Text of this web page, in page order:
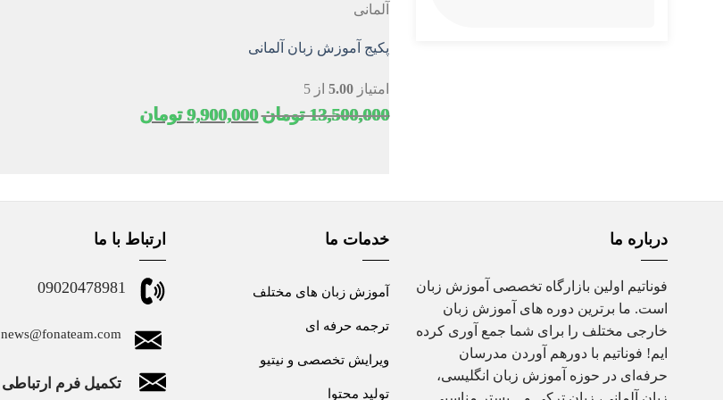
آلمانی
پکیج آموزش زبان آلمانی
امتیاز5.00 از 5
13,500,000 تومانقیمت
9,900,000 تومان
درباره ما
فوناتیم اولین بازارگاه تخصصی آموزش زبان
است. ما برترین دوره های آموزش زبان
خارجی مختلف را برای شما جمع آوری کرده
ایم! فوناتیم با دورهم آوردن مدرسان
حرفه‌ای در حوزه آموزش زبان انگلیسی،
خدمات ما
آموزش زبان های مختلف
ترجمه حرفه ای
ویرایش تخصصی و نیتیو
تولید محتوا
ارتباط با ما
09020478981
news@fonateam.com
تکمیل فرم ارتباطی